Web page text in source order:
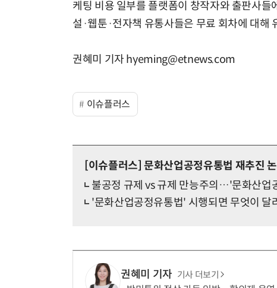
케팅 비용 일부를 플랫폼이 창작자와 출판사들
설·웹툰·전자책 유통사들은 무료 회차에 대해
권혜미 기자 hyeming@etnews.com
이슈플러스
[이슈플러스] 문화산업공정유통법 재추진
불공정 규제 vs 규제 만능주의…'문화산업
'문화산업공정유통법' 시행되면 무엇이 달
권혜미 기자 기사 더보기